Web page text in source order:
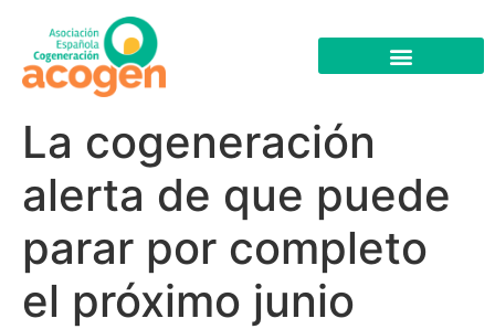
La cogeneración
alerta de que puede
parar por completo
el próximo junio